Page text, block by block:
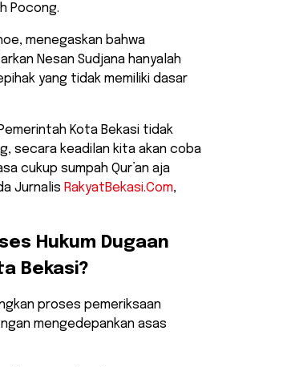
Pocong.
menegaskan bahwa
Nesan Sudjana hanyalah
yang tidak memiliki dasar
Kota Bekasi tidak
secara keadilan kita akan coba
cukup sumpah Qur’an aja
Jurnalis RakyatBekasi.Com,
Hukum Dugaan
Bekasi?
proses pemeriksaan
mengedepankan asas